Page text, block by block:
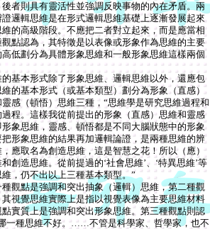
者則具有靈活性並強調反映事物的內在矛盾。兩
邏輯思維是在形式邏輯思維基礎上逐漸發展起來
的高級階段。不應把二者對立起來，而是應當相
點認為，其特徵是以表像或形象作為思維的主要
低劃分為具體形象思維和一般形象思維這樣兩個
基本形式除了形象思維、邏輯思維以外，還應包
的基本形式（或基本類型）劃分為形象（直感）
感（頓悟）思維三種，“思維學是研究思維過程和
程。這樣我從前提出的形象（直感）思維和靈感
象思維，靈感、頓悟都是不同大腦狀態中的形象
形象思維的結果再加邏輯論證，是兩種思維的辨
應取名為創造思維，這是智慧之花！所以（應）
創造思維。從前提過的‘社會思維’、‘特異思維’等
，仍不出以上三種基本類型。”
觀點是強調和突出抽象（邏輯）思維，第二種觀
視覺思維實際上是指以視覺表像為主要思維材料
實質上是強調和突出形象思維。第三種觀點則認
一種思維不好。……不管是科學家、哲學家，也不